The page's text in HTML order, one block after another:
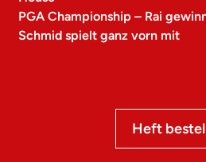
PGA Championship – Rai
Schmid spielt ganz vorn mit
Heft